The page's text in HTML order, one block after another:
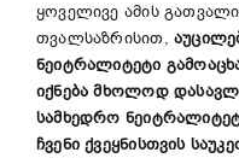
ყოველივე ამის
თვალსაზრისით,
ნეიტრალიტეტი
იქნება მხოლოდ
სამხედრო
ჩვენი ქვეყნისთვის